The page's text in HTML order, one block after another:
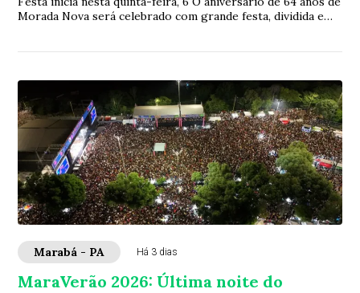
Morada Nova será celebrado com grande festa, dividida em
Marabá - PA Há 3 dias
MaraVerão 2026: Última noite do